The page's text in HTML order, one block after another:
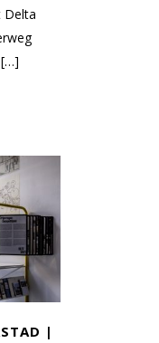
Delta
|